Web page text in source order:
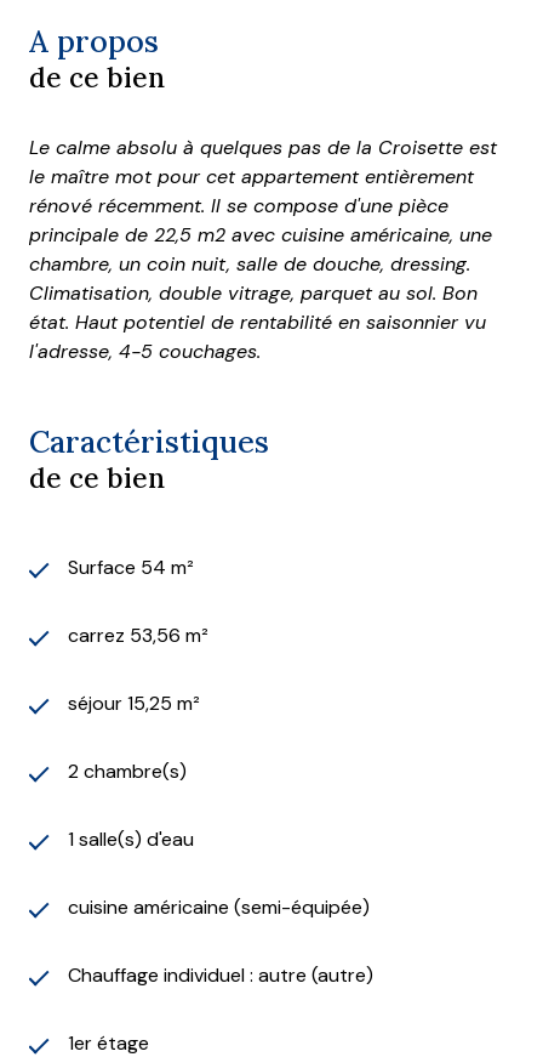
A propos
de ce bien
Le calme absolu à quelques pas de la Croisette est
le maître mot pour cet appartement entièrement
rénové récemment. Il se compose d'une pièce
principale de 22,5 m2 avec cuisine américaine, une
chambre, un coin nuit, salle de douche, dressing.
Climatisation, double vitrage, parquet au sol. Bon
état. Haut potentiel de rentabilité en saisonnier vu
l'adresse, 4-5 couchages.
Caractéristiques
de ce bien
Surface 54 m²
carrez 53,56 m²
séjour 15,25 m²
2 chambre(s)
1 salle(s) d'eau
cuisine américaine (semi-équipée)
Chauffage individuel : autre (autre)
1er étage